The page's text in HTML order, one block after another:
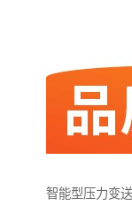
智能型压力变